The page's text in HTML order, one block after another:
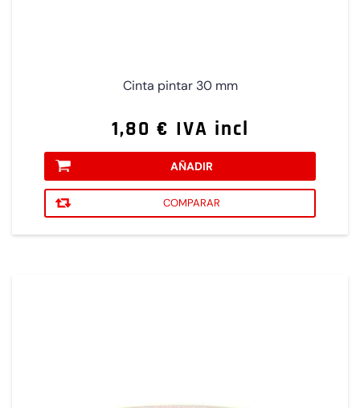
Cinta pintar 30 mm
1,80 € IVA incl
AÑADIR
COMPARAR